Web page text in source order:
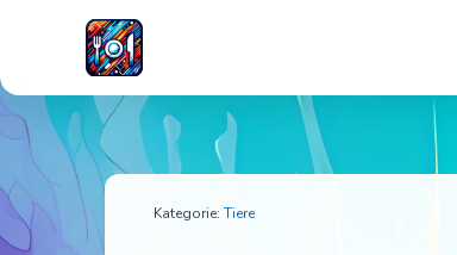
Eine Maus sitzt vor
Kategorie: Tiere